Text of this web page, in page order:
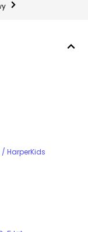
HarperKids